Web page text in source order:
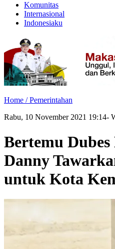
Komunitas
Internasional
Indonesiaku
Home /Pemerintahan
Rabu, 10 November 2021 19:14-
Bertemu
Danny
untuk Kota